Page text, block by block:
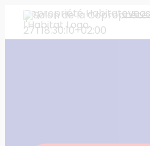
Copropriété Habitateveos
27T18:30:10+02:00